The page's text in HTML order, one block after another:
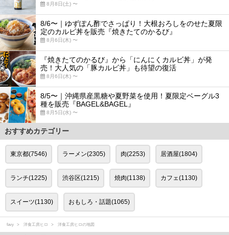
8月8日(土) 〜
8/6〜｜ゆずぽん酢でさっぱり！大根おろしをのせた夏限
定のカルビ丼を販売『焼きたてのかるび』
8月6日(木) 〜
『焼きたてのかるび』から「にんにくカルビ丼」が発
売！大人気の「豚カルビ丼」も待望の復活
8月6日(木) 〜
8/5〜｜沖縄県産黒糖や夏野菜を使用！夏限定ベーグル3
種を販売『BAGEL&BAGEL』
8月5日(水) 〜
おすすめカテゴリー
東京都(7546) ラーメン(2305) 肉(2253) 居酒屋(1804)
ランチ(1225) 渋谷区(1215) 焼肉(1138) カフェ(1130)
スイーツ(1130) おもしろ・話題(1065)
favy 洋食工房ヒロ 洋食工房ヒロの地図